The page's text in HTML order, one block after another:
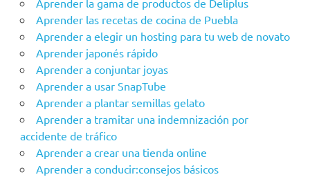
Aprender las recetas de cocina de Puebla
Aprender a elegir un hosting para tu web de novato
Aprender japonés rápido
Aprender a conjuntar joyas
Aprender a usar SnapTube
Aprender a plantar semillas gelato
Aprender a tramitar una indemnización por
accidente de tráfico
Aprender a crear una tienda online
Aprender a conducir:consejos básicos